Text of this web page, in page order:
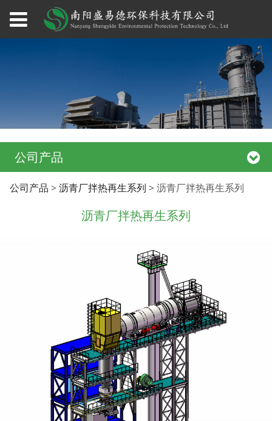
公司产品
沥青厂拌热再生系列
公司产品 > 沥青厂拌热再生系列 > 沥青厂拌热再生系列
沥青厂拌热再生系列